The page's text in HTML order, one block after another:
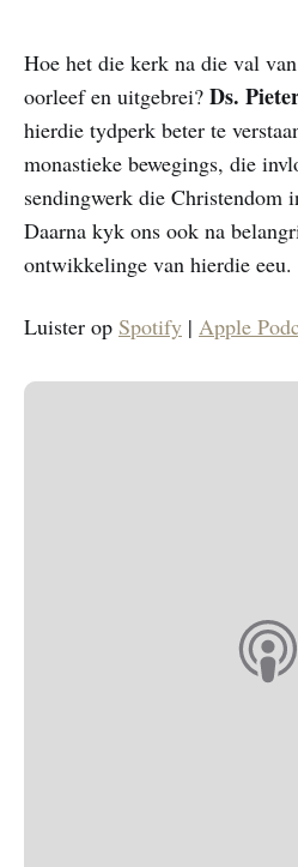
Hoe het die kerk na die val
oorleef en uitgebrei? Ds.
hierdie tydperk beter te
monastieke bewegings, die
sendingwerk die Christendom
Daarna kyk ons ook na
ontwikkelinge van hierdie eeu.
Luister op Spotify | Apple